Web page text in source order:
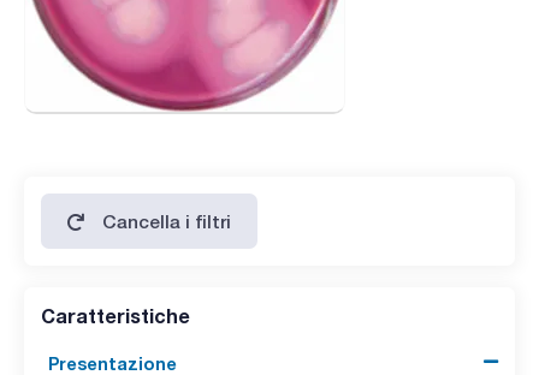
Cancella i filtri
Caratteristiche
Presentazione